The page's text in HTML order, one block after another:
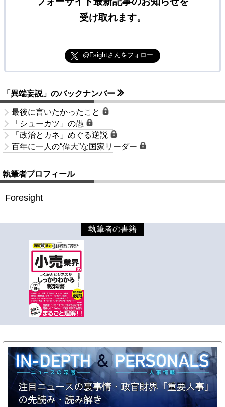
受け取れます。
@Fsightさんをフォロー
「異端妄説」のバックナンバー
最後に言いたかったこと
「シューカツ」の愚
「政治とカネ」めぐる逆説
百年に一人の“偉大”な国家リーダー
執筆者プロフィール
Foresight
執筆者の書籍